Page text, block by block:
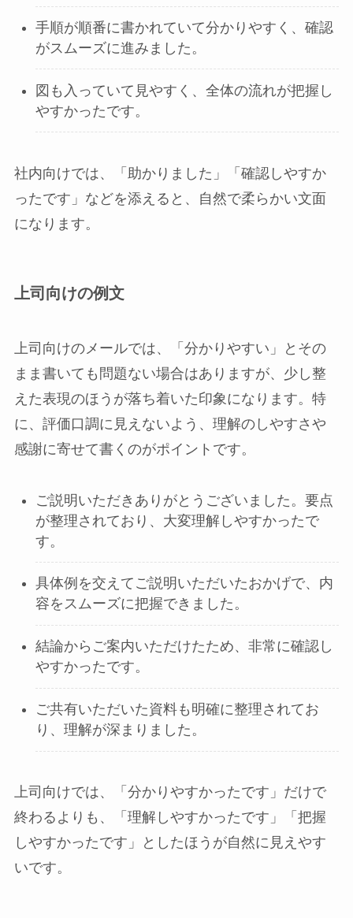
手順が順番に書かれていて分かりやすく、確認
がスムーズに進みました。
図も入っていて見やすく、全体の流れが把握し
やすかったです。
社内向けでは、「助かりました」「確認しやすか
ったです」などを添えると、自然で柔らかい文面
になります。
上司向けの例文
上司向けのメールでは、「分かりやすい」とその
まま書いても問題ない場合はありますが、少し整
えた表現のほうが落ち着いた印象になります。特
に、評価口調に見えないよう、理解のしやすさや
感謝に寄せて書くのがポイントです。
ご説明いただきありがとうございました。要点
が整理されており、大変理解しやすかったで
す。
具体例を交えてご説明いただいたおかげで、内
容をスムーズに把握できました。
結論からご案内いただけたため、非常に確認し
やすかったです。
ご共有いただいた資料も明確に整理されてお
り、理解が深まりました。
上司向けでは、「分かりやすかったです」だけで
終わるよりも、「理解しやすかったです」「把握
しやすかったです」としたほうが自然に見えやす
いです。